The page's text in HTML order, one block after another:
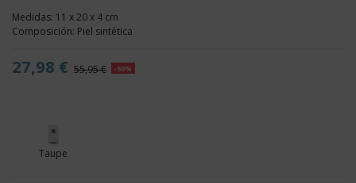
Medidas: 11 x 20 x 4 cm
Composición: Piel sintética
27,98 € 55,95 € -50%
Taupe